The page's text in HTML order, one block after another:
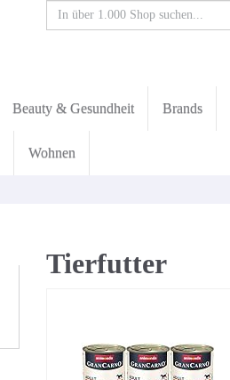
Beauty & Gesundheit Brands
Wohnen
Tierfutter